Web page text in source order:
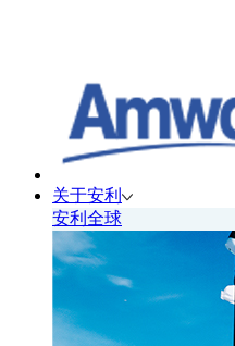
关于安利
安利全球